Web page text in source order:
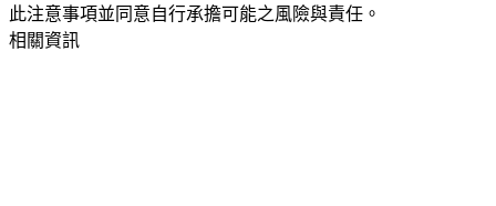
此注意事項並同意自行承擔可能之風險與責任。
相關資訊